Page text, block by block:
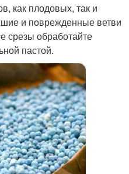
как плодовых, так и
и поврежденные ветви
срезы обработайте
пастой.